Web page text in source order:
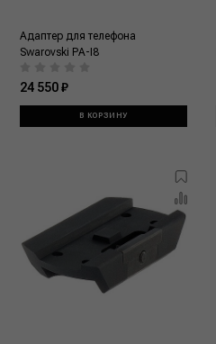
Адаптер для телефона
Swarovski PA-I8
24 550 ₽
В КОРЗИНУ